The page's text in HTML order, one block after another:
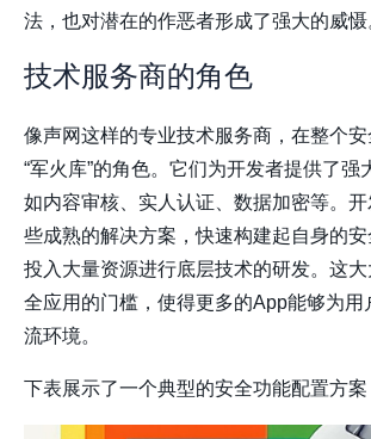
法，也对潜在的作恶者形成了强大的威慑
技术服务商的角色
像声网这样的专业技术服务商，在整个
“军火库”的角色。它们为开发者提供了强
如内容审核、实人认证、数据加密等。
些成熟的解决方案，快速构建起自身的
投入大量资源进行底层技术的研发。这
全应用的门槛，使得更多的App能够为用
流环境。
下表展示了一个典型的安全功能配置方案